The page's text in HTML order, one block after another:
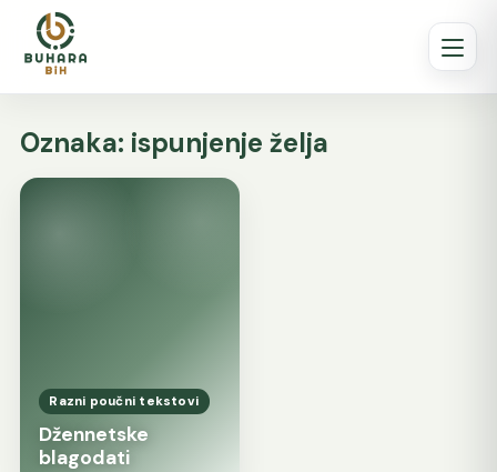
Oznaka: ispunjenje želja
Razni poučni tekstovi
Džennetske
blagodati